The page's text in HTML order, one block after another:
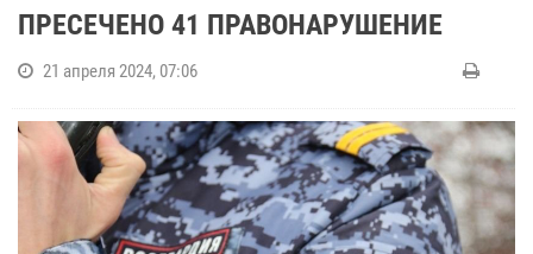
ПРЕСЕЧЕНО 41 ПРАВОНАРУШЕНИЕ
21 апреля 2024, 07:06